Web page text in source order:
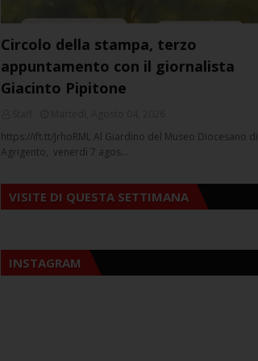
Circolo della stampa, terzo
appuntamento con il giornalista
Giacinto Pipitone
https://ift.tt/JrhoRML Al Giardino del Museo Diocesano di
Agrigento, venerdì 7 agos…
VISITE DI QUESTA SETTIMANA
INSTAGRAM